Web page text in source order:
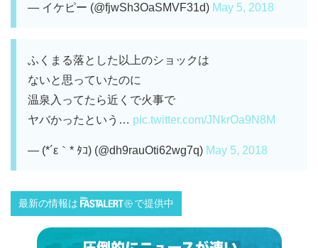
— イケピー (@fjwSh3OaSMVF31d) May 5, 2018
ふくまる落とした以上のショックは
ないと思っていたのに
温泉入ってたら近くで火事で
ヤバかったという… pic.twitter.com/JNkrOa9N8M
— (*´ε｀* ﾀｺ) (@dh9rauOti62wg7q) May 5, 2018
最新の情報は で提供中